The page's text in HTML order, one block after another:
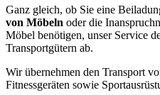
Ganz gleich, ob Sie eine
von Möbeln oder die
Möbel benötigen, unser Service
Transportgütern ab.
Wir übernehmen den Transport
Fitnessgeräten sowie